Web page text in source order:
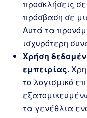
προσκλήσεις σε
πρόσβαση σε
Αυτά τα
ισχυρότερη
Χρήση
εμπειρίας.
το λογισμικό
τα γενέθλια